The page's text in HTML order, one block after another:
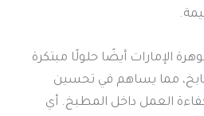
الإمارات أيضًا حلولًا مبتكرة
مما يساهم في تحسين
العمل داخل المطبخ. أي